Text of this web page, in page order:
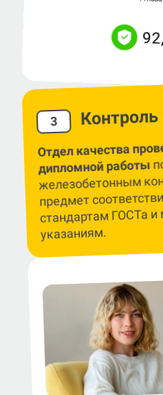
3 Контроль
Отдел качества
дипломной работы
железобетонным
предмет
стандартам ГОСТа
указаниям.